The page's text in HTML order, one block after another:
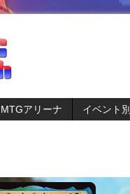
MTGアリーナ イベント別